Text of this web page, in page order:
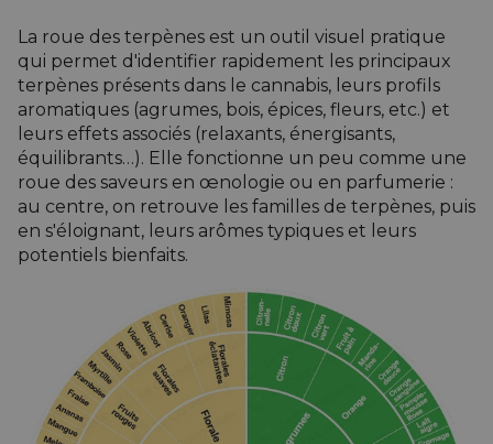
La roue des terpènes est un outil visuel pratique
qui permet d'identifier rapidement les principaux
terpènes présents dans le cannabis, leurs profils
aromatiques (agrumes, bois, épices, fleurs, etc.) et
leurs effets associés (relaxants, énergisants,
équilibrants…). Elle fonctionne un peu comme une
roue des saveurs en œnologie ou en parfumerie :
au centre, on retrouve les familles de terpènes, puis
en s'éloignant, leurs arômes typiques et leurs
potentiels bienfaits.